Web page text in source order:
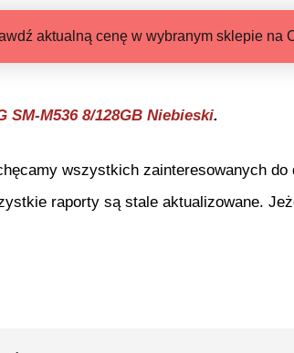
aktualną cenę w wybranym sklepie na
SM-M536 8/128GB Niebieski.
wszystkich zainteresowanych
raporty są stale aktualizowane.